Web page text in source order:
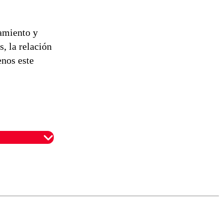
y
la relación
este